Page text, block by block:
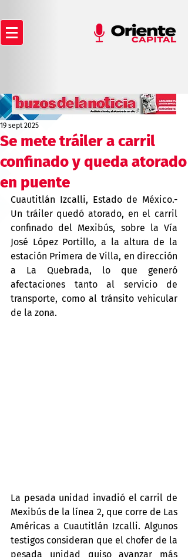
Se mete tráiler a carril
confinado y queda atorado
en puente
19 sept 2025
Cuautitlán Izcalli, Estado de México.-
Un tráiler quedó atorado, en el carril
confinado del Mexibús, sobre la Vía
José López Portillo, a la altura de la
estación Primera de Villa, en dirección
a La Quebrada, lo que generó
afectaciones tanto al servicio de
transporte, como al tránsito vehicular
de la zona.
La pesada unidad invadió el carril de
Mexibús de la línea 2, que corre de Las
Américas a Cuautitlán Izcalli. Algunos
testigos consideran que el chofer de la
pesada unidad quiso avanzar más